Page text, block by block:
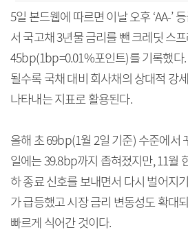
5일 본드웹에 따르면 이날 오후 ‘AA-’
서 국고채 3년물 금리를 뺀 크레딧 스
45bp(1bp=0.01%포인트)를 기록했다
될수록 국채 대비 회사채의 상대적 강
나타내는 지표로 활용된다.
올해 초 69bp(1월 2일 기준) 수준에서
일에는 39.8bp까지 좁혀졌지만, 11월
하 종료 신호를 보내면서 다시 벌어지
가 급등했고 시장 금리 변동성도 확대
빠르게 식어간 것이다.